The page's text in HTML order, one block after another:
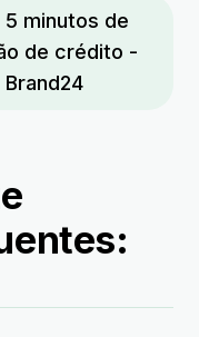
minutos de
de crédito -